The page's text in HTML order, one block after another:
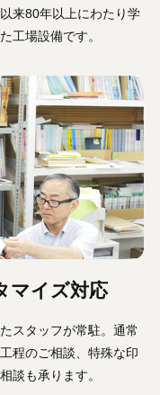
来80年以上にわたり学
工場設備です。
マイズ対応
スタッフが常駐。通常
程のご相談、特殊な印
談も承ります。